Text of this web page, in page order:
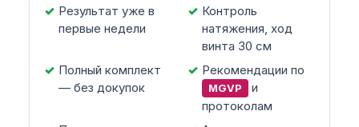
Результат уже в
первые недели
Контроль
натяжения, ход
винта 30 см
Полный комплект
— без докупок
Рекомендации по
MGVP
и
протоколам